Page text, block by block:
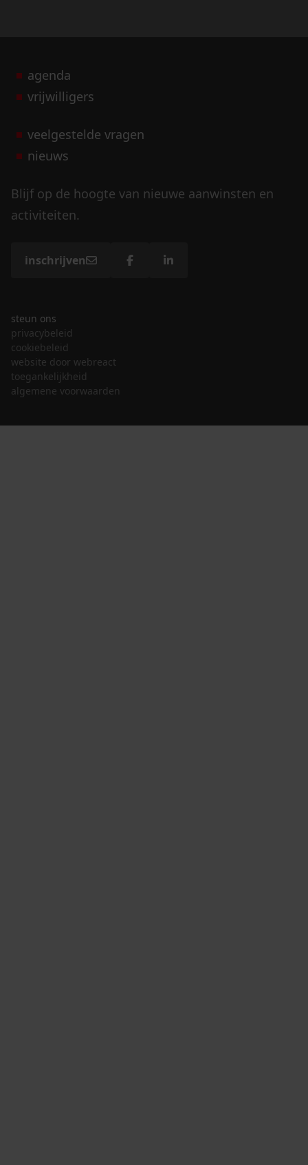
agenda
vrijwilligers
veelgestelde vragen
nieuws
Blijf op de hoogte van nieuwe aanwinsten en
activiteiten.
inschrijven
steun ons
privacybeleid
cookiebeleid
website door webreact
toegankelijkheid
algemene voorwaarden